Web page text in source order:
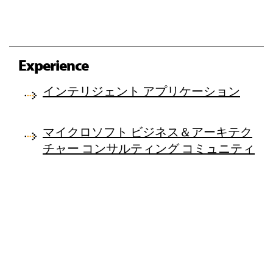
Experience
インテリジェント アプリケーション
マイクロソフト ビジネス＆アーキテク
チャー コンサルティング コミュニティ